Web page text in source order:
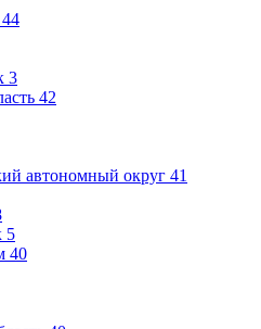
44
3
42
автономный округ 41
5
40